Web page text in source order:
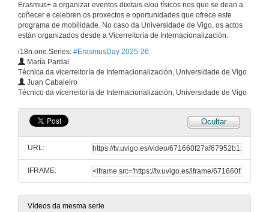
Erasmus+ a organizar eventos dixitais e/ou físicos nos que se dean a
coñecer e celebren os proxectos e oportunidades que ofrece este
programa de mobilidade. No caso da Universidade de Vigo, os actos
están organizados desde a Vicerreitoría de Internacionalización.
i18n.one.Series: #ErasmusDay 2025-26
María Pardal
Técnica da vicerreitoría de Internacionalización, Universidade de Vigo
Juan Cabaleiro
Técnico da vicerreitoría de Internacionalización, Universidade de Vigo
Ocultar
URL:
IFRAME:
Vídeos da mesma serie
Convocatoria Erasmus+ KA171 PDI
Redacta o teu proxecto Erasmus+ KA171
17 de out. de 2025
Blended Intensive Programme, BIP
Conferencia
17 de out. de 2025
Convocatoria Erasmus+ KA131 PTXAS